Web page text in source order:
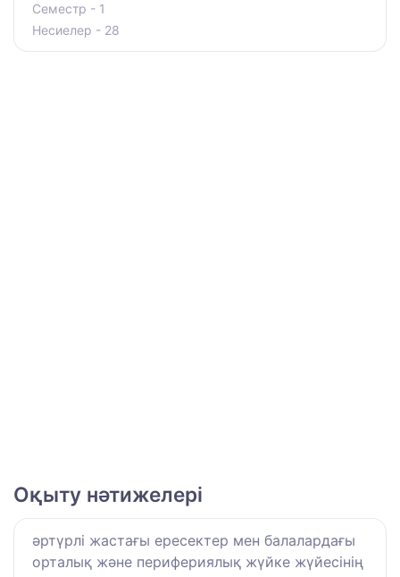
Семестр - 1
Несиелер - 28
Оқыту нәтижелері
әртүрлі жастағы ересектер мен балалардағы
орталық және перифериялық жүйке жүйесінің